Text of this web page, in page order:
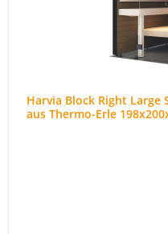
Harvia Block Right Large
aus Thermo-Erle